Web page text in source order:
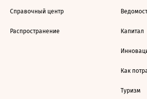
Справочный центр
Распространение Капитал
Как
Туризм